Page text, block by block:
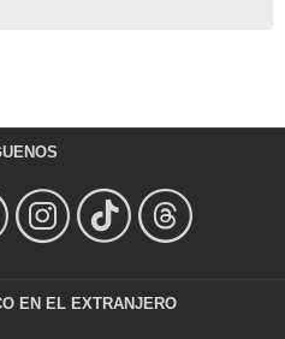
EN EL EXTRANJERO